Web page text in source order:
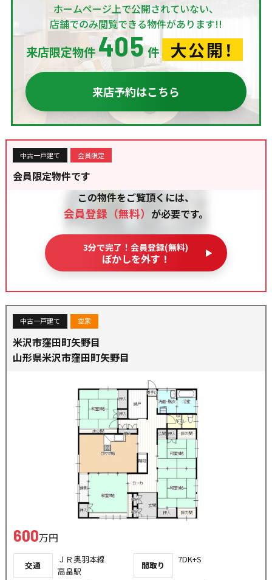
ホームページ上で公開されていない、
店舗でのみ閲覧できる物件があります!!
来店限定物件 405件 大公開！
来店予約はこちら
中古一戸建て 会員限定
会員限定物件です
この物件をご覧頂くには、
会員登録（無料） が必要です。
3分で完了！会員登録(無料)
ぼかしを外す！
中古一戸建て 空家
米沢市窪田町矢野目
山形県米沢市窪田町矢野目
600万円
交通
ＪＲ奥羽本線
高畠駅
間取り
7DK+S